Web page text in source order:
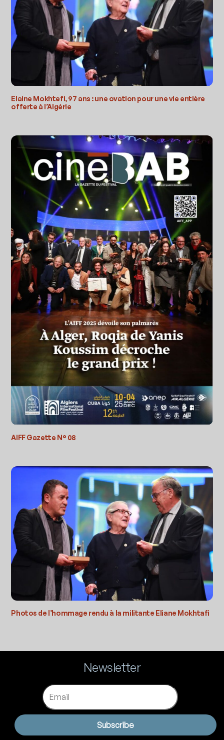
Elaine Mokhtefi, 97 ans : une ovation pour une vie entière
offerte à l’Algérie
AIFF Gazette N° 08
Photos de l’hommage rendu à la militante Eliane Mokhtafi
Newsletter
Email
Subscribe